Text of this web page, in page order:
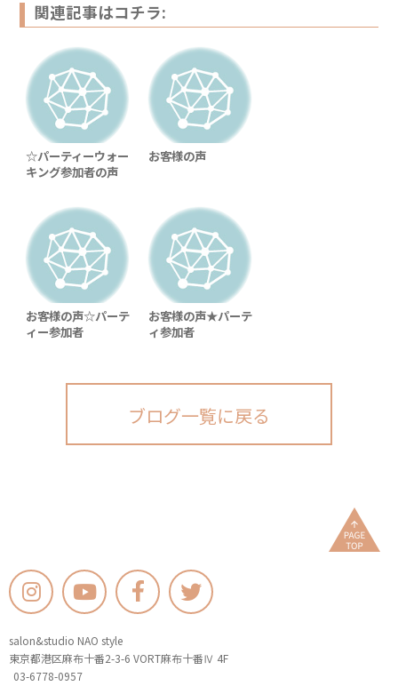
関連記事はコチラ:
☆パーティーウォー
キング参加者の声
お客様の声
お客様の声☆パーテ
ィー参加者
お客様の声★パーテ
ィ参加者
ブログ一覧に戻る
salon&studio NAO style
東京都港区麻布十番2-3-6 VORT麻布十番Ⅳ 4F
03-6778-0957